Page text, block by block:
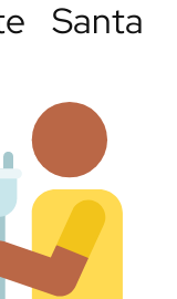
Santa